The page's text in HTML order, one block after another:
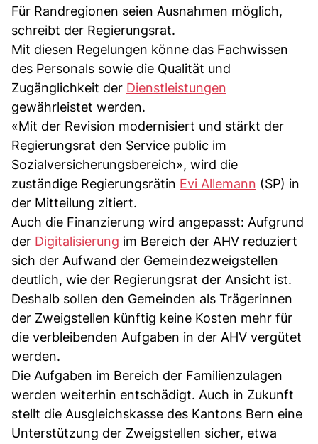
Für Randregionen seien Ausnahmen möglich,
schreibt der Regierungsrat.
Mit diesen Regelungen könne das Fachwissen
des Personals sowie die Qualität und
Zugänglichkeit der Dienstleistungen
gewährleistet werden.
«Mit der Revision modernisiert und stärkt der
Regierungsrat den Service public im
Sozialversicherungsbereich», wird die
zuständige Regierungsrätin Evi Allemann (SP) in
der Mitteilung zitiert.
Auch die Finanzierung wird angepasst: Aufgrund
der Digitalisierung im Bereich der AHV reduziert
sich der Aufwand der Gemeindezweigstellen
deutlich, wie der Regierungsrat der Ansicht ist.
Deshalb sollen den Gemeinden als Trägerinnen
der Zweigstellen künftig keine Kosten mehr für
die verbleibenden Aufgaben in der AHV vergütet
werden.
Die Aufgaben im Bereich der Familienzulagen
werden weiterhin entschädigt. Auch in Zukunft
stellt die Ausgleichskasse des Kantons Bern eine
Unterstützung der Zweigstellen sicher, etwa